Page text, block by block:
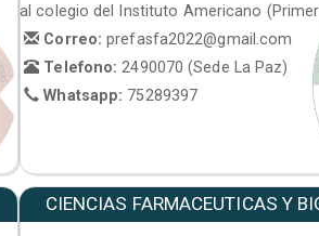
al colegio del Instituto Americano
Correo:prefasfa2022@gmail.com
Telefono: 2490070 (Sede La Paz)
Whatsapp: 75289397
CIENCIAS FARMACEUTICAS Y